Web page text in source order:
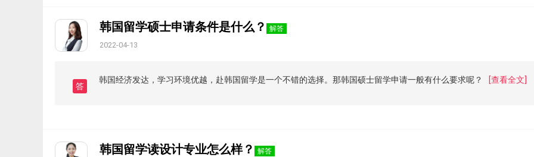
韩国留学硕士申请条件是什么？ 解答
2022-04-13
答
韩国经济发达，学习环境优越，赴韩国留学是一个不错的选择。那韩国硕士留学申请一般有什么要求呢？ [查看全文]
韩国留学读设计专业怎么样？ 解答